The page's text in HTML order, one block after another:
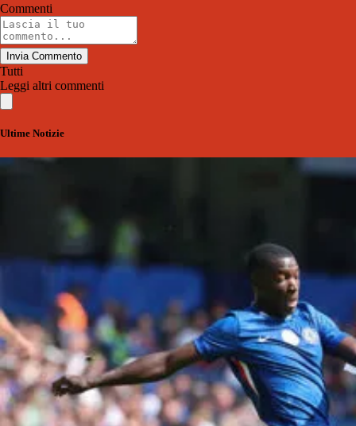
Commenti
Invia Commento
Tutti
Leggi altri commenti
Ultime Notizie